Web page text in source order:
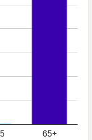
65+